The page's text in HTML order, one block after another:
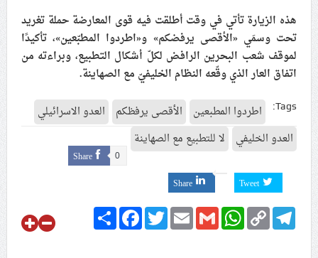
هذه الزيارة تأتي في وقت أطلقت فيه قوى المعارضة حملة تغريد
تحت وسمَي «الأقصى يرفضكم» و«اطردوا المطبّعين»، تأكيدًا
لموقف شعب البحرين الرافض لكلّ أشكال التطبيع، وبراءته من
اتفاق العار الذي وقّعه النظام الخليفيّ مع الصهاينة.
Tags: اطردوا المطبعين الأقصى يرفظكم
العدو الاسرائيلي
العدو الخليفي
لا للتطبيع مع الصهاينة
Share 0
Tweet
Share
ShareFacebookTwitterEmailGmail
WhatsApp Copy
Link
Telegram